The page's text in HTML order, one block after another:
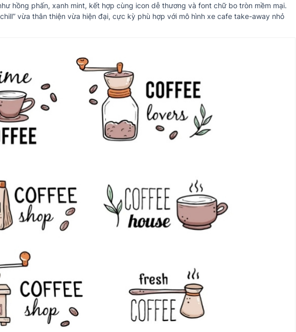
hồng phấn, xanh mint, kết hợp cùng icon dễ thương và font chữ bo tròn mềm mại.
vừa thân thiện vừa hiện đại, cực kỳ phù hợp với mô hình xe cafe take-away nhỏ